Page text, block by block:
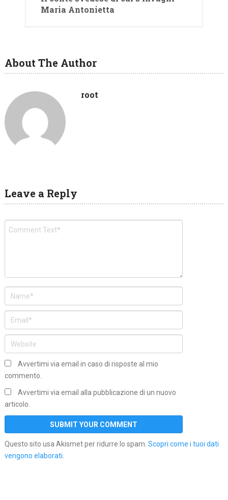
Maria Antonietta
About The Author
root
Leave a Reply
Avvertimi via email in caso di risposte al mio
commento.
Avvertimi via email alla pubblicazione di un nuovo
articolo.
Questo sito usa Akismet per ridurre lo spam. Scopri come i tuoi dati
vengono elaborati.